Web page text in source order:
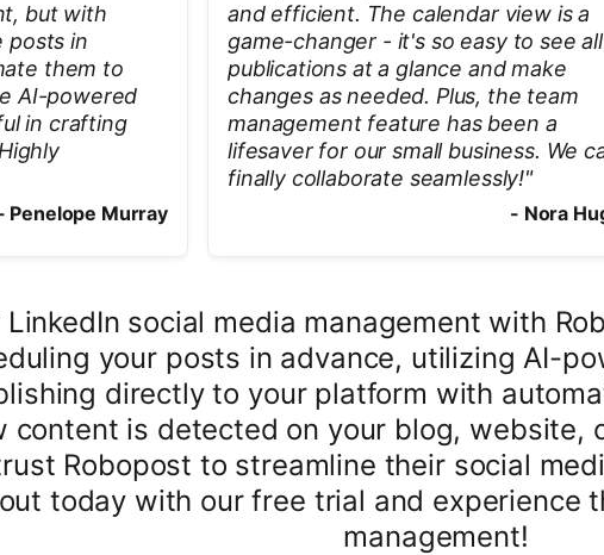
but with
posts in
them to
AI-powered
in crafting
Penelope Murray
and efficient. The calendar view is a
game-changer - it's so easy to see
publications at a glance and make
changes as needed. Plus, the team
management feature has been a
lifesaver for our small business. We
finally collaborate seamlessly!"
- Nora
LinkedIn social media management with
your posts in advance, utilizing AI-
directly to your platform with
content is detected on your blog,
Robopost to streamline their social
today with our free trial and experience
management!